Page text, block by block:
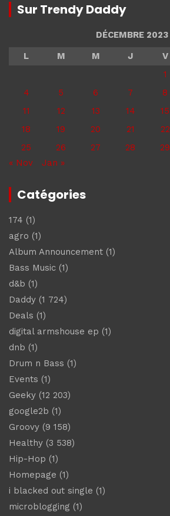
Sur Trendy Daddy
DÉCEMBRE 2023
L
M M J V
1
4
5 6 7 8
11
12 13 14 15
18
19 20 21 22
25
26 27 28 29
« Nov
Jan »
Catégories
174 (1)
agro (1)
Album Announcement (1)
Bass Music (1)
d&b (1)
Daddy (1 724)
Deals (1)
digital armshouse ep (1)
dnb (1)
Drum n Bass (1)
Events (1)
Geeky (12 203)
google2b (1)
Groovy (9 158)
Healthy (3 538)
Hip-Hop (1)
Homepage (1)
i blacked out single (1)
microblogging (1)